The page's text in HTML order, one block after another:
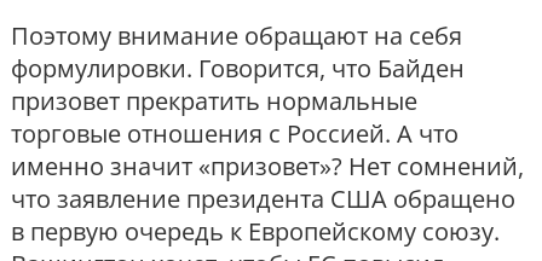
Поэтому внимание обращают на себя
формулировки. Говорится, что Байден
призовет прекратить нормальные
торговые отношения с Россией. А что
именно значит «призовет»? Нет сомнений,
что заявление президента США обращено
в первую очередь к Европейскому союзу.